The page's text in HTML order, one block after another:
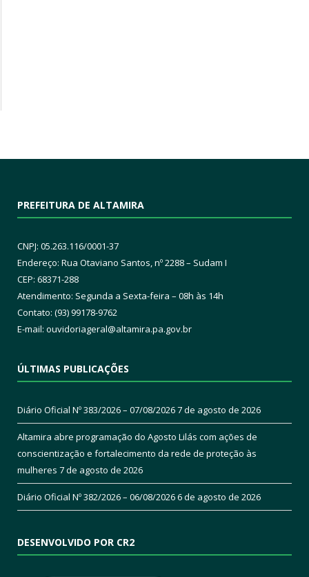
PREFEITURA DE ALTAMIRA
CNPJ: 05.263.116/0001-37
Endereço: Rua Otaviano Santos, nº 2288 – Sudam I
CEP: 68371-288
Atendimento: Segunda a Sexta-feira – 08h às 14h
Contato: (93) 99178-9762
E-mail: ouvidoriageral@altamira.pa.gov.br
ÚLTIMAS PUBLICAÇÕES
Diário Oficial Nº 383/2026 – 07/08/20267 de agosto de 2026
Altamira abre programação do Agosto Lilás com ações de
conscientização e fortalecimento da rede de proteção às
mulheres 7 de agosto de 2026
Diário Oficial Nº 382/2026 – 06/08/20266 de agosto de 2026
DESENVOLVIDO POR CR2